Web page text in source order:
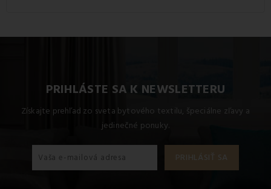
PRIHLÁSTE SA K NEWSLETTERU
Získajte prehľad zo sveta bytového textilu, špeciálne zľavy a
jedinečné ponuky.